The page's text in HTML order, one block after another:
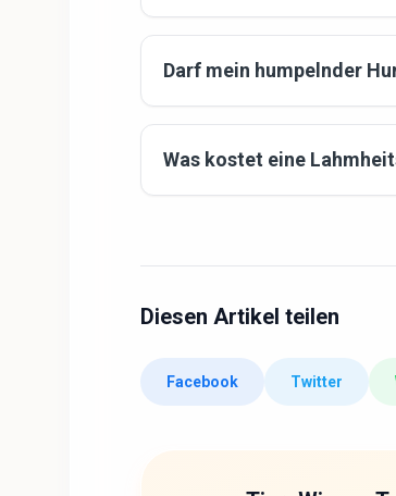
Darf mein humpelnder
Was kostet eine
Diesen Artikel teilen
Facebook Twitter